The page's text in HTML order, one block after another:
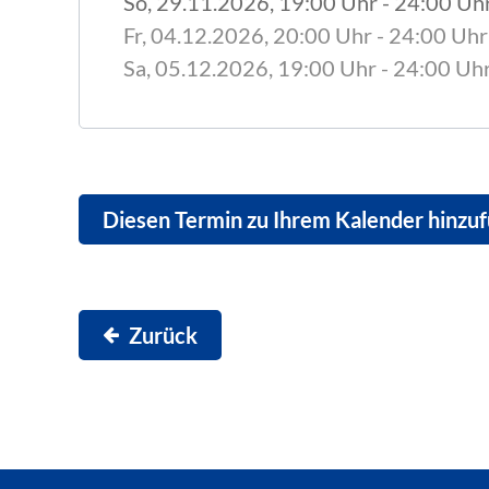
Fr, 04.12.2026, 20:00 Uhr - 24:00 Uhr
Sa, 05.12.2026, 19:00 Uhr - 24:00
Diesen Termin zu Ihrem Kalender
Zurück